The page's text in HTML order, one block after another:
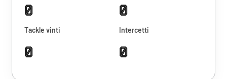
0 0
Tackle vinti
0
Intercetti
0